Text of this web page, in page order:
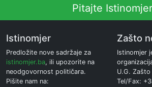
Pitajte
Istinomjer
Predložite nove sadržaje za
istinomjer.ba, ili upozorite na
neodgovornost političara.
Pišite nam na:
Zašto
Istinomjer
U.G. Zašto
Tel/Fax: